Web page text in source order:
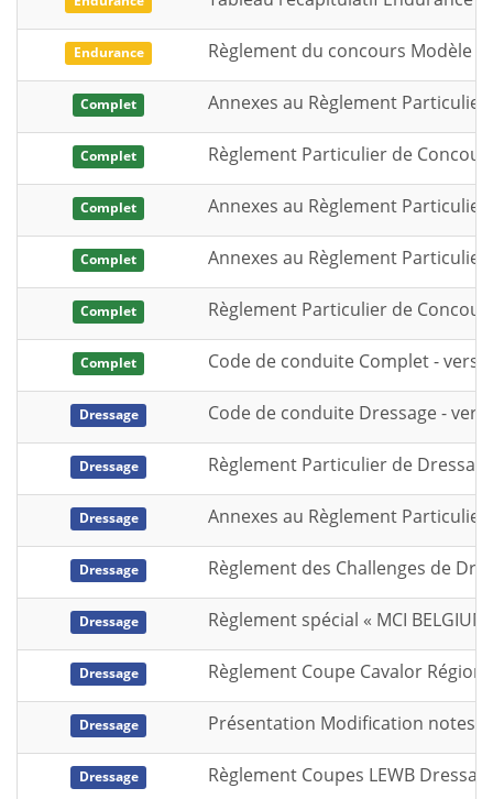
Endurance Règlement du concours Modèle
Complet Annexes au Règlement
Complet Règlement Particulier de
Complet Annexes au Règlement
Complet Annexes au Règlement
Complet Règlement Particulier de
Complet Code de conduite Complet -
Dressage Code de conduite Dressage -
Dressage Règlement Particulier de
Dressage Annexes au Règlement
Dressage Règlement des Challenges de
Dressage Règlement spécial « MCI
Dressage Règlement Coupe Cavalor
Dressage Présentation Modification notes
Dressage Règlement Coupes LEWB